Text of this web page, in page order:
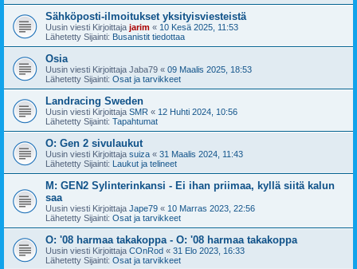
Sähköposti-ilmoitukset yksityisviesteistä
Uusin viesti Kirjoittaja jarim « 10 Kesä 2025, 11:53
Lähetetty Sijainti: Busanistit tiedottaa
Osia
Uusin viesti Kirjoittaja Jaba79 « 09 Maalis 2025, 18:53
Lähetetty Sijainti: Osat ja tarvikkeet
Landracing Sweden
Uusin viesti Kirjoittaja SMR « 12 Huhti 2024, 10:56
Lähetetty Sijainti: Tapahtumat
O: Gen 2 sivulaukut
Uusin viesti Kirjoittaja suiza « 31 Maalis 2024, 11:43
Lähetetty Sijainti: Laukut ja telineet
M: GEN2 Sylinterinkansi - Ei ihan priimaa, kyllä siitä kalun
saa
Uusin viesti Kirjoittaja Jape79 « 10 Marras 2023, 22:56
Lähetetty Sijainti: Osat ja tarvikkeet
O: '08 harmaa takakoppa - O: '08 harmaa takakoppa
Uusin viesti Kirjoittaja COnRod « 31 Elo 2023, 16:33
Lähetetty Sijainti: Osat ja tarvikkeet